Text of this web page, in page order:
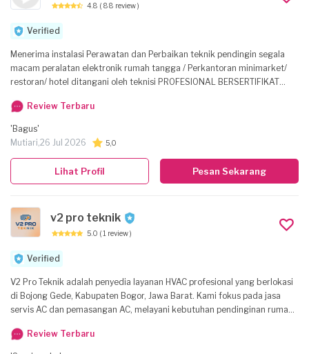
4.8 ( 88 review )
Verified
Menerima instalasi Perawatan dan Perbaikan teknik pendingin segala
macam peralatan elektronik rumah tangga / Perkantoran minimarket/
restoran/ hotel ditangani oleh teknisi PROFESIONAL BERSERTIFIKAT
Review Terbaru
'Bagus'
Mutiari,26 Jul 2026 5,0
Pesan Sekarang
Lihat Profil
v2 pro teknik
5.0 ( 1 review )
Verified
V2 Pro Teknik adalah penyedia layanan HVAC profesional yang berlokasi
di Bojong Gede, Kabupaten Bogor, Jawa Barat. Kami fokus pada jasa
servis AC dan pemasangan AC, melayani kebutuhan pendinginan rumah
suku cadang asli. Misi kami adalah memberikan solusi pendinginan yang
handal, hemat energi, dan tahan lama untuk pelanggan di wilayah Bogor
Review Terbaru